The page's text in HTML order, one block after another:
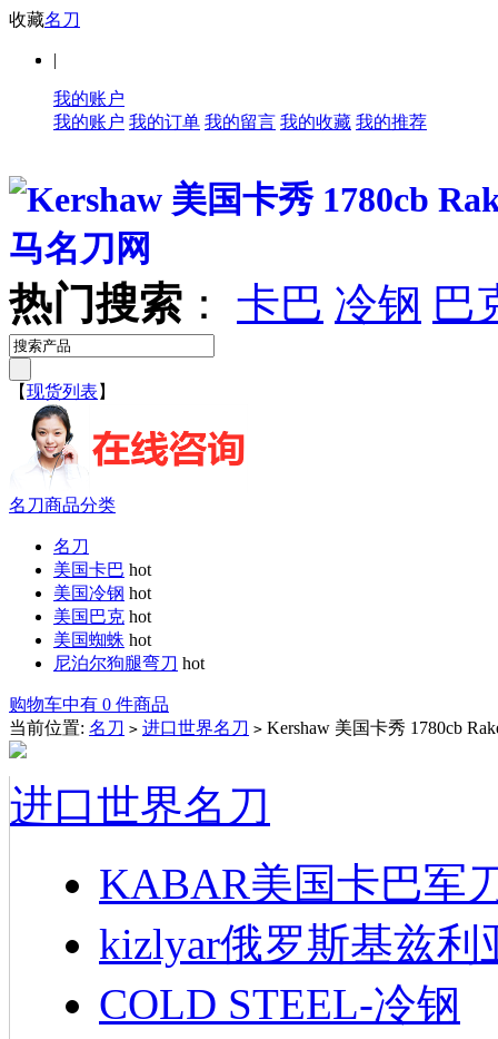
收藏名刀
|
我的账户
我的账户 我的订单 我的留言 我的收藏 我的推荐
热门搜索 ： 卡巴 冷钢 巴
【现货列表 】
名刀商品分类
名刀
美国卡巴 hot
美国冷钢 hot
美国巴克 hot
美国蜘蛛 hot
尼泊尔狗腿弯刀 hot
购物车中有 0 件商品
当前位置: 名刀 > 进口世界名刀 > Kershaw 美国卡秀 1780cb
进口世界名刀
KABAR美国卡巴军
kizlyar俄罗斯基兹利
COLD STEEL-冷钢